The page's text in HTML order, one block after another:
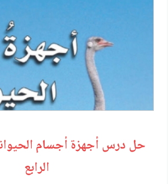
حل درس أجهزة أجسام
الرابع